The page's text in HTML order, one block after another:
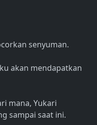
senyuman.
akan mendapatkan
mana, Yukari
sampai saat ini.